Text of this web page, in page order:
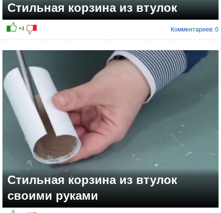
+2
Стильная корзина из втулок
Комментариев: 0
Стильная корзина из втулок
своими руками